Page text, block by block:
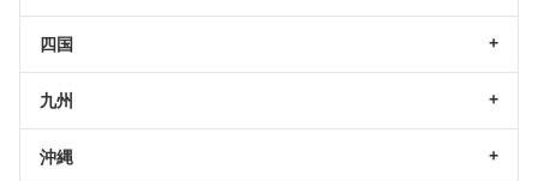
四国
九州
沖縄